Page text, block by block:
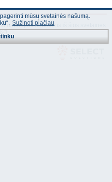
naudojant duomenis iš šios svetainės
mūsų svetainės našumą.
Sužinoti plačiau